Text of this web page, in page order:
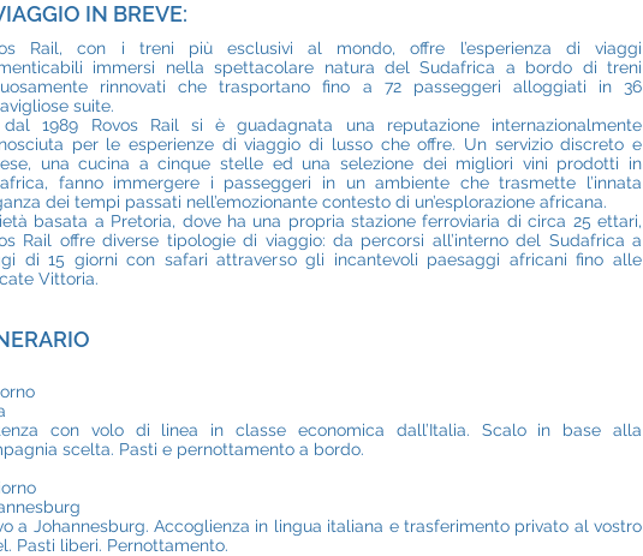
IN BREVE:
Rail, con i treni più esclusivi al mondo, offre l’esperienza di viaggi
immersi nella spettacolare natura del Sudafrica a bordo di treni
rinnovati che trasportano fino a 72 passeggeri alloggiati in 36
suite.
1989 Rovos Rail si è guadagnata una reputazione internazionalmente
per le esperienze di viaggio di lusso che offre. Un servizio discreto e
una cucina a cinque stelle ed una selezione dei migliori vini prodotti in
fanno immergere i passeggeri in un ambiente che trasmette l’innata
dei tempi passati nell’emozionante contesto di un’esplorazione africana.
basata a Pretoria, dove ha una propria stazione ferroviaria di circa 25 ettari,
Rail offre diverse tipologie di viaggio: da percorsi all’interno del Sudafrica a
di 15 giorni con safari attraverso gli incantevoli paesaggi africani fino alle
Vittoria.
con volo di linea in classe economica dall’Italia. Scalo in base alla
scelta. Pasti e pernottamento a bordo.
a Johannesburg. Accoglienza in lingua italiana e trasferimento privato al vostro
Pasti liberi. Pernottamento.